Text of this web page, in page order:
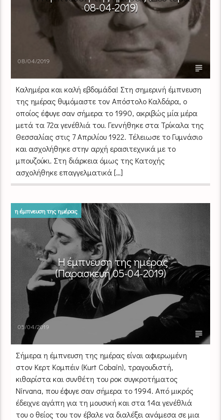
08-04-2019)
08/04/2019
Καλημέρα και καλή εβδομάδα! Στη σημερινή έμπνευση
της ημέρας θυμόμαστε τον Απόστολο Καλδάρα, ο
οποίος έφυγε σαν σήμερα το 1990, ακριβώς μία μέρα
μετά τα 72α γενέθλιά του. Γεννήθηκε στα Τρίκαλα της
Θεσσαλίας στις 7 Απριλίου 1922. Τέλειωσε το Γυμνάσιο
και ασχολήθηκε στην αρχή ερασιτεχνικά με το
μπουζούκι. Στη διάρκεια όμως της Κατοχής
ασχολήθηκε επαγγελματικά […]
η έμπνευση της ημέρας
Η έμπνευση της ημέρας
(Παρασκευή 05-04-2019)
05/04/2019
Σήμερα η έμπνευση της ημέρας είναι αφιερωμένη
στον Κερτ Κομπέιν (Kurt Cobain), τραγουδιστή,
κιθαρίστα και συνθέτη του ροκ συγκροτήματος
Nirvana, που έφυγε σαν σήμερα το 1994. Από μικρός
έδειχνε αγάπη για τη μουσική και στα 14α γενέθλιά
του ο θείος του τον έβαλε να διαλέξει ανάμεσα σε μια